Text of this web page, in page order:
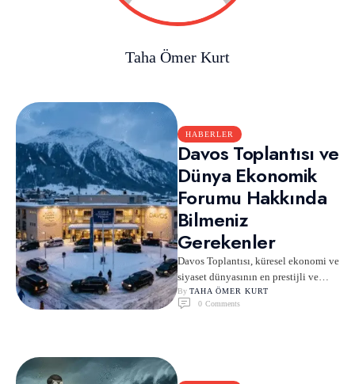
Taha Ömer Kurt
HABERLER
Davos Toplantısı ve
Dünya Ekonomik
Forumu Hakkında
Bilmeniz
Gerekenler
Davos Toplantısı, küresel ekonomi ve
siyaset dünyasının en prestijli ve
etkili buluşmalarından biri olarak
kabul edilir. Resmi adıyla …
By TAHA ÖMER KURT
0 Comments